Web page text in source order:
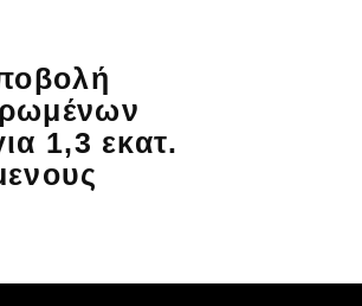
1,3 εκατ.